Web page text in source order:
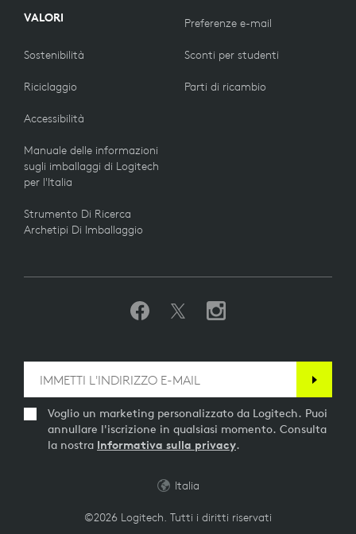
VALORI
Sostenibilità
Riciclaggio
Accessibilità
Manuale delle informazioni
sugli imballaggi di Logitech
per l'Italia
Strumento Di Ricerca
Archetipi Di Imballaggio
Preferenze e-mail
Sconti per studenti
Parti di ricambio
Voglio un marketing personalizzato da Logitech. Puoi
annullare l'iscrizione in qualsiasi momento. Consulta
la nostra Informativa sulla privacy.
©2026 Logitech. Tutti i diritti riservati
Italia